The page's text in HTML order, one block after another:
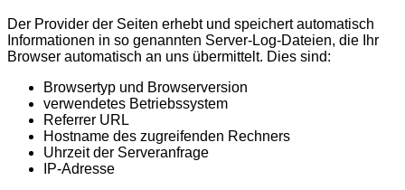
Der Provider der Seiten erhebt und speichert automatisch
Informationen in so genannten Server-Log-Dateien, die Ihr
Browser automatisch an uns übermittelt. Dies sind:
Browsertyp und Browserversion
verwendetes Betriebssystem
Referrer URL
Hostname des zugreifenden Rechners
Uhrzeit der Serveranfrage
IP-Adresse